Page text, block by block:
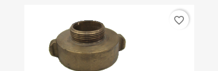
favorite_border